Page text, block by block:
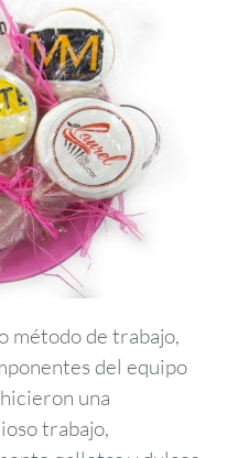
método de trabajo,
del equipo
una
trabajo,